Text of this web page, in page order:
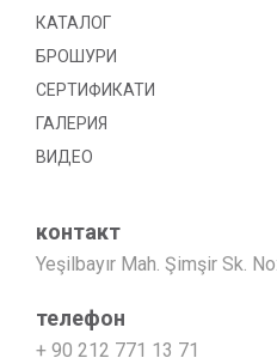
КАТАЛОГ
БРОШУРИ
СЕРТИФИКАТИ
ГАЛЕРИЯ
ВИДЕО
контакт
Yeşilbayır Mah. Şimşir Sk.
телефон
+ 90 212 771 13 71